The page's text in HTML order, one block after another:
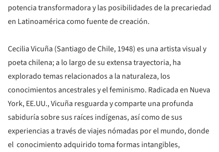
potencia transformadora y las posibilidades de la precariedad
en Latinoamérica como fuente de creación.
Cecilia Vicuña (Santiago de Chile, 1948) es una artista visual y
poeta chilena; a lo largo de su extensa trayectoria, ha
explorado temas relacionados a la naturaleza, los
conocimientos ancestrales y el feminismo. Radicada en Nueva
York, EE.UU., Vicuña resguarda y comparte una profunda
sabiduría sobre sus raíces indígenas, así como de sus
experiencias a través de viajes nómadas por el mundo, donde
el conocimiento adquirido toma formas intangibles,